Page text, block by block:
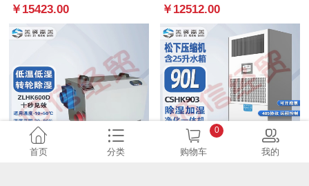
￥15423.00
￥12512.00
首页 分类 购物车
0
我的